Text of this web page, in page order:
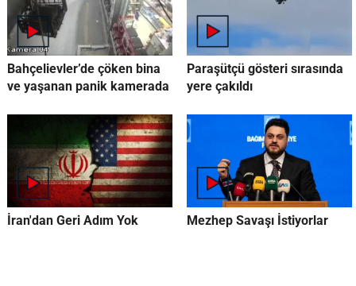
Bahçelievler’de çöken bina
ve yaşanan panik kamerada
Paraşütçü gösteri sırasında
yere çakıldı
İran'dan Geri Adım Yok Mezhep Savaşı İstiyorlar